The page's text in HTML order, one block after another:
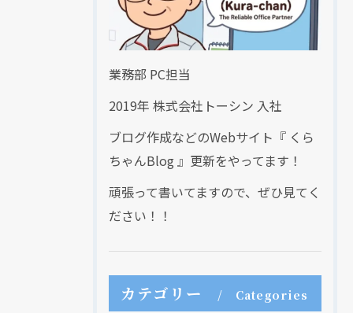
業務部 PC担当
2019年 株式会社トーシン 入社
ブログ作成などのWebサイト『 くら
ちゃんBlog 』更新をやってます！
頑張って書いてますので、ぜひ見てく
ださい！！
カテゴリー Categories